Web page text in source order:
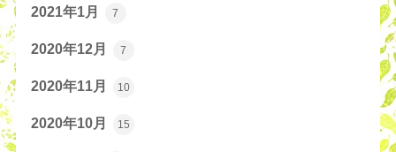
2021年1月 7
2020年12月 7
2020年11月 10
2020年10月 15